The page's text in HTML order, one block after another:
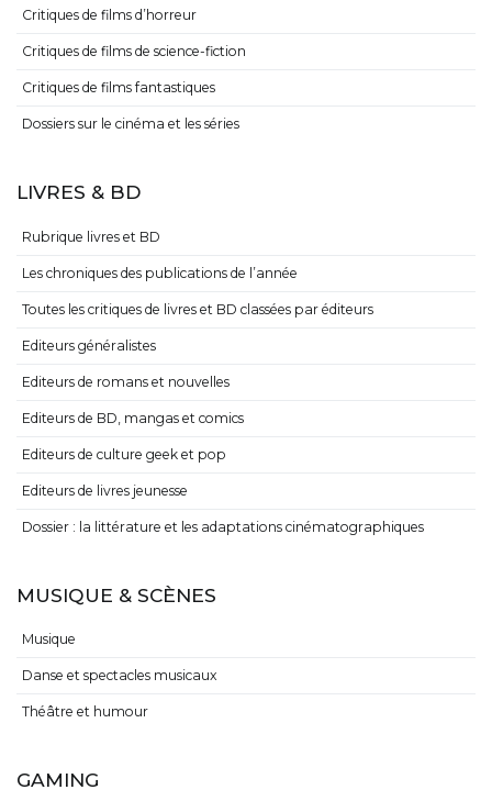
Critiques de films d’horreur
Critiques de films de science-fiction
Critiques de films fantastiques
Dossiers sur le cinéma et les séries
LIVRES & BD
Rubrique livres et BD
Les chroniques des publications de l’année
Toutes les critiques de livres et BD classées par éditeurs
Editeurs généralistes
Editeurs de romans et nouvelles
Editeurs de BD, mangas et comics
Editeurs de culture geek et pop
Editeurs de livres jeunesse
Dossier : la littérature et les adaptations cinématographiques
MUSIQUE & SCÈNES
Musique
Danse et spectacles musicaux
Théâtre et humour
GAMING